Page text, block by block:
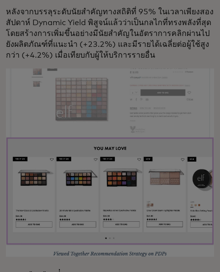
หลังจากบรรลุระดับนัยสำคัญทางสถิติที่ 95% ในเวลาเพียงสอง
สัปดาห์ Dynamic Yield พิสูจน์แล้วว่าเป็นกลไกที่ทรงพลังที่สุด
โดยสร้างการเพิ่มขึ้นอย่างมีนัยสำคัญในอัตราการคลิกผ่านไป
ยังผลิตภัณฑ์ที่แนะนำ (+23.2%) และมีรายได้เฉลี่ยต่อผู้ใช้สูง
กว่า (+4.2%) เมื่อเทียบกับผู้ให้บริการรายอื่น